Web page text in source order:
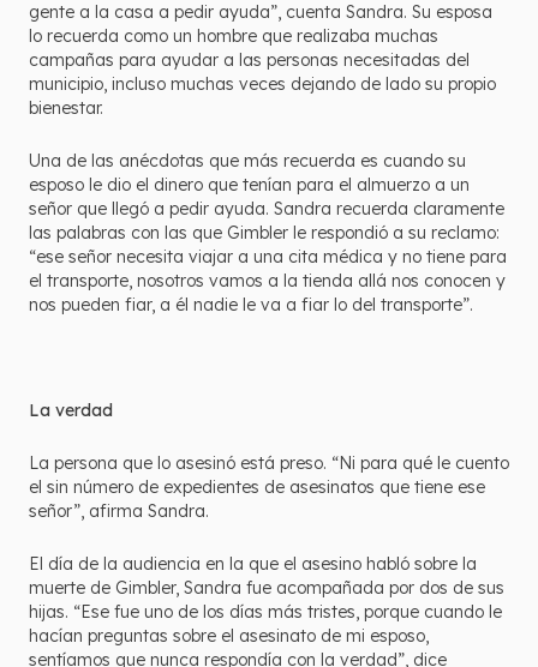
gente a la casa a pedir ayuda”, cuenta Sandra. Su esposa
lo recuerda como un hombre que realizaba muchas
campañas para ayudar a las personas necesitadas del
municipio, incluso muchas veces dejando de lado su propio
bienestar.
Una de las anécdotas que más recuerda es cuando su
esposo le dio el dinero que tenían para el almuerzo a un
señor que llegó a pedir ayuda. Sandra recuerda claramente
las palabras con las que Gimbler le respondió a su reclamo:
“ese señor necesita viajar a una cita médica y no tiene para
el transporte, nosotros vamos a la tienda allá nos conocen y
nos pueden fiar, a él nadie le va a fiar lo del transporte”.
La verdad
La persona que lo asesinó está preso. “Ni para qué le cuento
el sin número de expedientes de asesinatos que tiene ese
señor”, afirma Sandra.
El día de la audiencia en la que el asesino habló sobre la
muerte de Gimbler, Sandra fue acompañada por dos de sus
hijas. “Ese fue uno de los días más tristes, porque cuando le
hacían preguntas sobre el asesinato de mi esposo,
sentíamos que nunca respondía con la verdad”, dice